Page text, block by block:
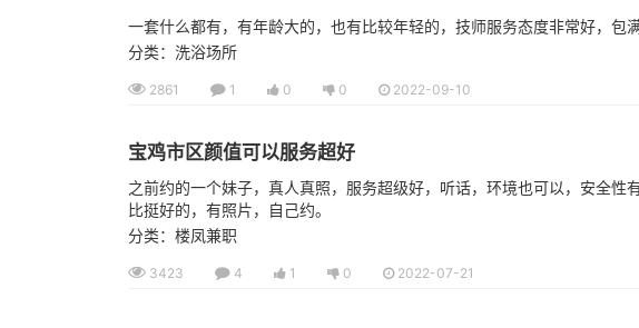
一套什么都有，有年龄大的，也有比较年轻的，技师服务态度非常好，包
分类：洗浴场所
2861 1 0 0 2022-09-10
宝鸡市区颜值可以服务超好
之前约的一个妹子，真人真照，服务超级好，听话，环境也可以，安全性
比挺好的，有照片，自己约。
分类：楼凤兼职
3423 4 1 0 2022-07-21